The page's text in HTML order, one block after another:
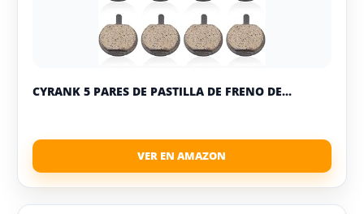
CYRANK 5 PARES DE PASTILLA DE FRENO DE...